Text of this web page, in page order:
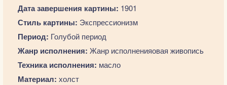
Дата завершения картины: 1901
Стиль картины: Экспрессионизм
Период: Голубой период
Жанр исполнения: Жанр исполненияовая живопись
Техника исполнения: масло
Материал: холст